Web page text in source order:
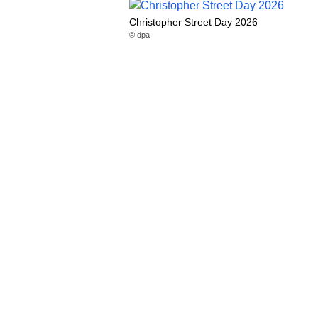
Christopher Street Day 2026
© dpa